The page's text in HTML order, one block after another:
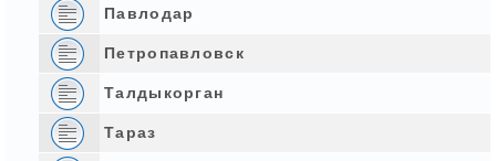
Павлодар
Петропавловск
Талдыкорган
Тараз